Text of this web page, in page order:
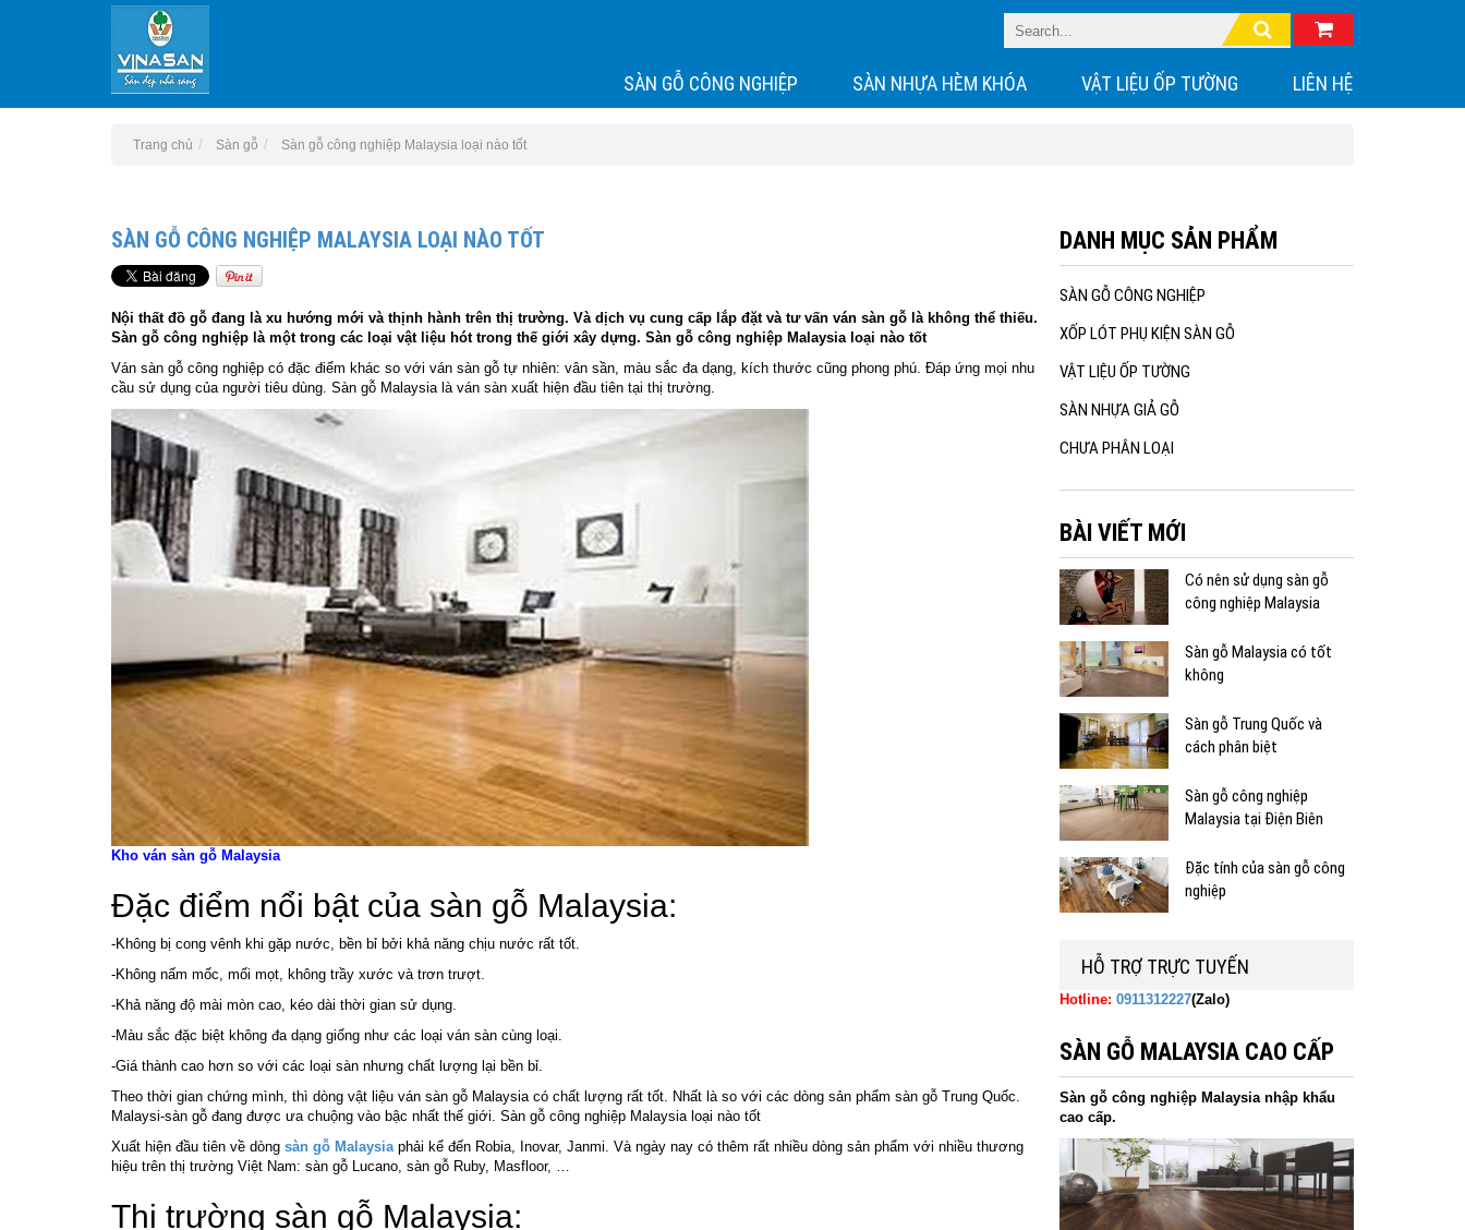
SÀN GỖ CÔNG NGHIỆP SÀN NHỰA HÈM KHÓA VẬT LIỆU ỐP TƯỜNG LIÊN HỆ
Trang chủ Sàn gỗ Sàn gỗ công nghiệp Malaysia loại nào tốt
SÀN GỖ CÔNG NGHIỆP MALAYSIA LOẠI NÀO TỐT
Nội thất đồ gỗ đang là xu hướng mới và thịnh hành trên thị trường. Và dịch vụ cung cấp lắp đặt và tư vấn ván sàn gỗ là không thể thiếu.
Sàn gỗ công nghiệp là một trong các loại vật liệu hót trong thế giới xây dựng. Sàn gỗ công nghiệp Malaysia loại nào tốt
Ván sàn gỗ công nghiệp có đặc điểm khác so với ván sàn gỗ tự nhiên: vân sần, màu sắc đa dạng, kích thước cũng phong phú. Đáp ứng mọi nhu
cầu sử dụng của người tiêu dùng. Sàn gỗ Malaysia là ván sàn xuất hiện đầu tiên tại thị trường.
Kho ván sàn gỗ Malaysia
Đặc điểm nổi bật của sàn gỗ Malaysia:
-Không bị cong vênh khi gặp nước, bền bỉ bởi khả năng chịu nước rất tốt.
-Không nấm mốc, mối mọt, không trầy xước và trơn trượt.
-Khả năng độ mài mòn cao, kéo dài thời gian sử dụng.
-Màu sắc đặc biệt không đa dạng giống như các loại ván sàn cùng loại.
-Giá thành cao hơn so với các loại sàn nhưng chất lượng lại bền bỉ.
Theo thời gian chứng mình, thì dòng vật liệu ván sàn gỗ Malaysia có chất lượng rất tốt. Nhất là so với các dòng sản phẩm sàn gỗ Trung Quốc.
Malaysi-sàn gỗ đang được ưa chuộng vào bậc nhất thế giới. Sàn gỗ công nghiệp Malaysia loại nào tốt
Xuất hiện đầu tiên về dòng sàn gỗ Malaysia phải kể đến Robia, Inovar, Janmi. Và ngày nay có thêm rất nhiều dòng sản phẩm với nhiều thương
hiệu trên thị trường Việt Nam: sàn gỗ Lucano, sàn gỗ Ruby, Masfloor, …
Thị trường sàn gỗ Malaysia:
DANH MỤC SẢN PHẨM
SÀN GỖ CÔNG NGHIỆP
XỐP LÓT PHỤ KIỆN SÀN GỖ
VẬT LIỆU ỐP TƯỜNG
SÀN NHỰA GIẢ GỖ
CHƯA PHÂN LOẠI
BÀI VIẾT MỚI
Có nên sử dụng sàn gỗ
công nghiệp Malaysia
Sàn gỗ Malaysia có tốt
không
Sàn gỗ Trung Quốc và
cách phân biệt
Sàn gỗ công nghiệp
Malaysia tại Điện Biên
Đặc tính của sàn gỗ công
nghiệp
HỖ TRỢ TRỰC TUYẾN
Hotline: 0911312227(Zalo)
SÀN GỖ MALAYSIA CAO CẤP
Sàn gỗ công nghiệp Malaysia nhập khẩu
cao cấp.